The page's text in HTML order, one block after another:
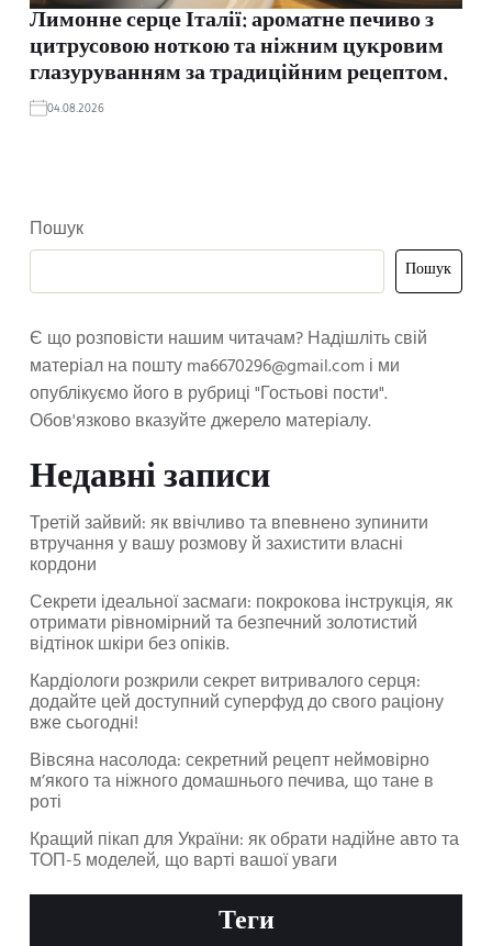
Лимонне серце Італії: ароматне печиво з
цитрусовою ноткою та ніжним цукровим
глазуруванням за традиційним рецептом.
04.08.2026
Пошук
Пошук
Є що розповісти нашим читачам? Надішліть свій
матеріал на поштуma6670296@gmail.com і ми
опублікуємо його в рубриці "Гостьові пости".
Обов'язково вказуйте джерело матеріалу.
Недавні записи
Третій зайвий: як ввічливо та впевнено зупинити
втручання у вашу розмову й захистити власні
кордони
Секрети ідеальної засмаги: покрокова інструкція, як
отримати рівномірний та безпечний золотистий
відтінок шкіри без опіків.
Кардіологи розкрили секрет витривалого серця:
додайте цей доступний суперфуд до свого раціону
вже сьогодні!
Вівсяна насолода: секретний рецепт неймовірно
м’якого та ніжного домашнього печива, що тане в
роті
Кращий пікап для України: як обрати надійне авто та
ТОП-5 моделей, що варті вашої уваги
Теги